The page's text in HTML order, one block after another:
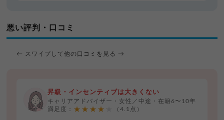
悪い評判・口コミ
← スワイプして他の口コミを見る →
昇級・インセンティブは大きくない
キャリアアドバイザー・女性／中途・在籍6〜10年
満足度： ★★★★★ （4.1点）